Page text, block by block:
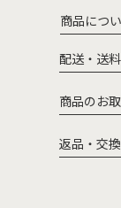
商品につ
配送・送
商品のお
返品・交